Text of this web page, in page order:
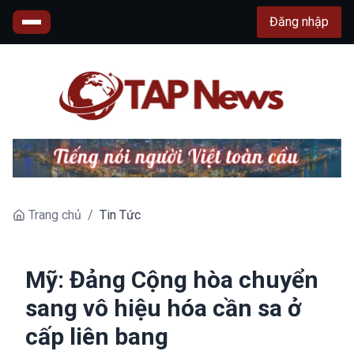
Đăng nhập
Trang chủ / Tin Tức
Mỹ: Đảng Cộng hòa chuyển
sang vô hiệu hóa cần sa ở
cấp liên bang